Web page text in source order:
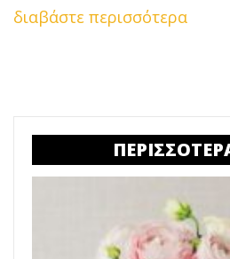
διαβάστε περισσότερα